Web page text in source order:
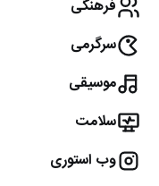
فرهنگی
سرگرمی
موسیقی
سلامت
وب استوری